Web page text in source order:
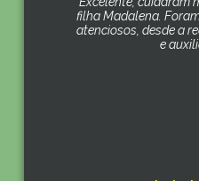
filha Madalena.
atenciosos, desde a
e